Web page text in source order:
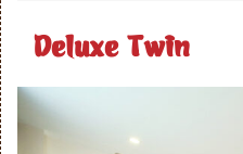
Deluxe Twin